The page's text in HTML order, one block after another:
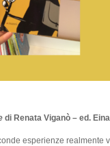
di Renata Viganò – ed.
esperienze realmente